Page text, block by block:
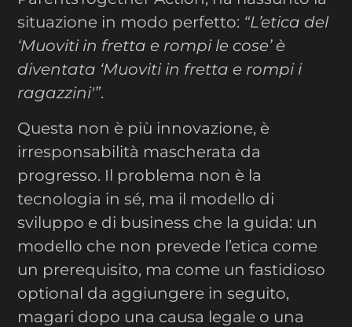
situazione in modo perfetto: “L’etica del
‘Muoviti in fretta e rompi le cose’ è
diventata ‘Muoviti in fretta e rompi i
ragazzini'”.
Questa non è più innovazione, è
irresponsabilità mascherata da
progresso. Il problema non è la
tecnologia in sé, ma il modello di
sviluppo e di business che la guida: un
modello che non prevede l’etica come
un prerequisito, ma come un fastidioso
optional da aggiungere in seguito,
magari dopo una causa legale o una